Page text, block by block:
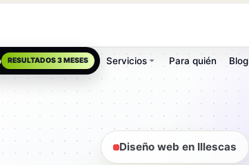
RESULTADOS 3 MESES Servicios Para quién Blog
Diseño web en Illescas